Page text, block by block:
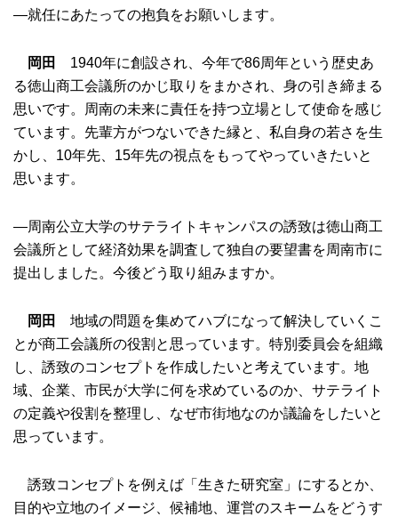
―就任にあたっての抱負をお願いします。
岡田
1940年に創設され、今年で86周年という歴史あ
る徳山商工会議所のかじ取りをまかされ、身の引き締まる
思いです。周南の未来に責任を持つ立場として使命を感じ
ています。先輩方がつないできた縁と、私自身の若さを生
かし、10年先、15年先の視点をもってやっていきたいと
思います。
―周南公立大学のサテライトキャンパスの誘致は徳山商工
会議所として経済効果を調査して独自の要望書を周南市に
提出しました。今後どう取り組みますか。
岡田
地域の問題を集めてハブになって解決していくこ
とが商工会議所の役割と思っています。特別委員会を組織
し、誘致のコンセプトを作成したいと考えています。地
域、企業、市民が大学に何を求めているのか、サテライト
の定義や役割を整理し、なぜ市街地なのか議論をしたいと
思っています。
誘致コンセプトを例えば「生きた研究室」にするとか、
目的や立地のイメージ、候補地、運営のスキームをどうす